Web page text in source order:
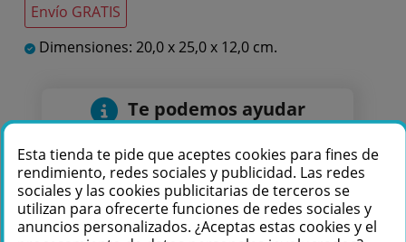
Envío GRATIS
Dimensiones: 20,0 x 25,0 x 12,0 cm.
Te podemos ayudar
Esta tienda te pide que aceptes cookies para fines de
rendimiento, redes sociales y publicidad. Las redes
sociales y las cookies publicitarias de terceros se
utilizan para ofrecerte funciones de redes sociales y
anuncios personalizados. ¿Aceptas estas cookies y el